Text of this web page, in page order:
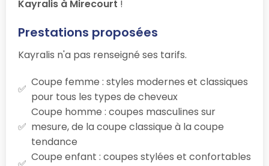
Kayralis à Mirecourt !
Prestations proposées
Kayralis n'a pas renseigné ses tarifs.
Coupe femme : styles modernes et classiques
pour tous les types de cheveux
Coupe homme : coupes masculines sur
mesure, de la coupe classique à la coupe
tendance
Coupe enfant : coupes stylées et confortables